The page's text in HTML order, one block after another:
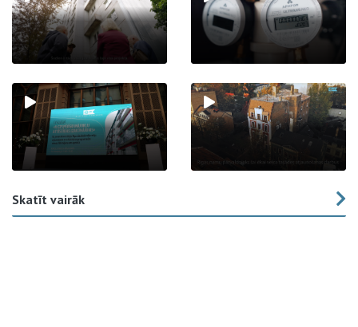
Skatīt vairāk